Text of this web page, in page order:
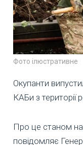
Фото ілюстративне
Окупанти
КАБи з території
Про це станом на
повідомляє